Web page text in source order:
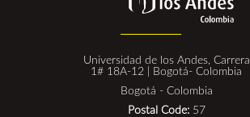
Universidad de los Andes, Carrera
1# 18A-12 | Bogotá- Colombia
Bogotá - Colombia
Postal Code: 57